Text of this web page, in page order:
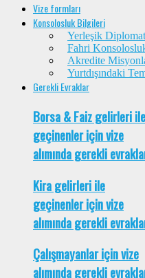
Vize formları
Konsolosluk Bilgileri
Yerleşik
Fahri
Akredite
Yurtdışındaki
Gerekli Evraklar
Borsa & Faiz gelirleri ile
geçinenler için vize
alımında gerekli
Kira gelirleri ile
geçinenler için vize
alımında gerekli
Çalışmayanlar için vize
alımında gerekli